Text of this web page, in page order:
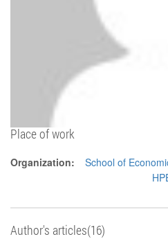
Place of work
Organization:
School of
Author's articles(16)